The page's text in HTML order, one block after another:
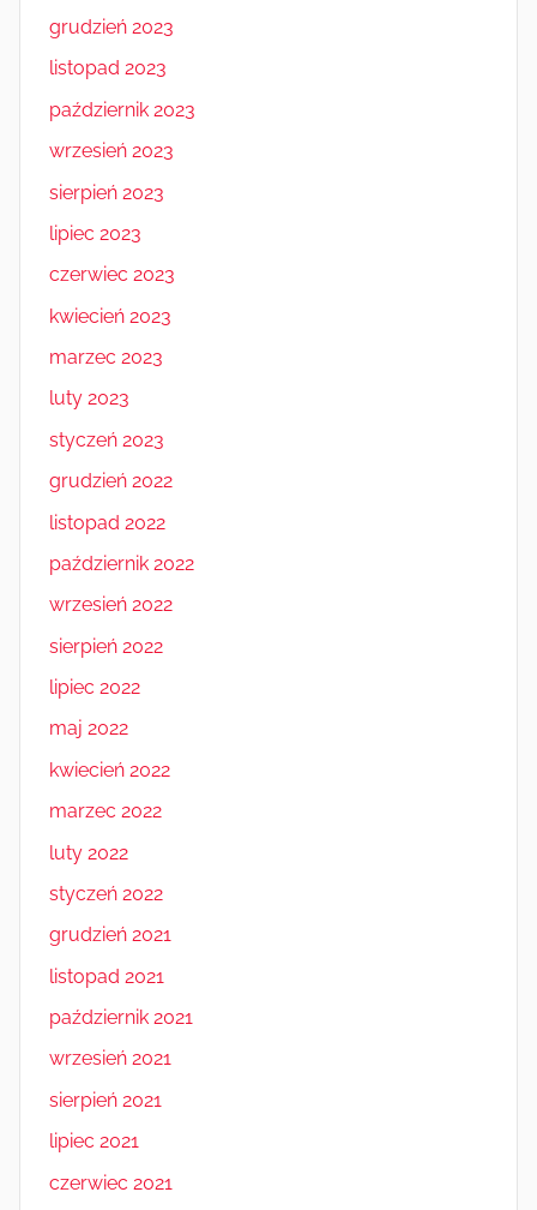
grudzień 2023
listopad 2023
październik 2023
wrzesień 2023
sierpień 2023
lipiec 2023
czerwiec 2023
kwiecień 2023
marzec 2023
luty 2023
styczeń 2023
grudzień 2022
listopad 2022
październik 2022
wrzesień 2022
sierpień 2022
lipiec 2022
maj 2022
kwiecień 2022
marzec 2022
luty 2022
styczeń 2022
grudzień 2021
listopad 2021
październik 2021
wrzesień 2021
sierpień 2021
lipiec 2021
czerwiec 2021